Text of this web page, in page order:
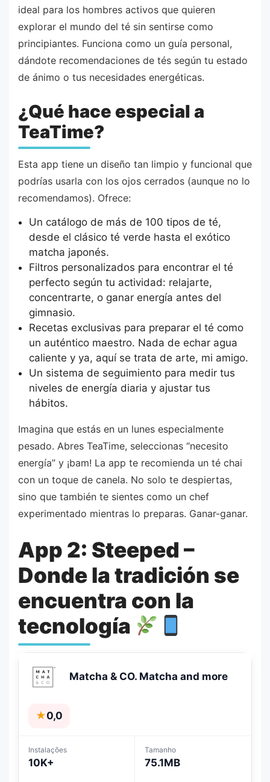
ideal para los hombres activos que quieren
explorar el mundo del té sin sentirse como
principiantes. Funciona como un guía personal,
dándote recomendaciones de tés según tu estado
de ánimo o tus necesidades energéticas.
¿Qué hace especial a
TeaTime?
Esta app tiene un diseño tan limpio y funcional que
podrías usarla con los ojos cerrados (aunque no lo
recomendamos). Ofrece:
Un catálogo de más de 100 tipos de té,
desde el clásico té verde hasta el exótico
matcha japonés.
Filtros personalizados para encontrar el té
perfecto según tu actividad: relajarte,
concentrarte, o ganar energía antes del
gimnasio.
Recetas exclusivas para preparar el té como
un auténtico maestro. Nada de echar agua
caliente y ya, aquí se trata de arte, mi amigo.
Un sistema de seguimiento para medir tus
niveles de energía diaria y ajustar tus
hábitos.
Imagina que estás en un lunes especialmente
pesado. Abres TeaTime, seleccionas “necesito
energía” y ¡bam! La app te recomienda un té chai
con un toque de canela. No solo te despiertas,
sino que también te sientes como un chef
experimentado mientras lo preparas. Ganar-ganar.
App 2: Steeped –
Donde la tradición se
encuentra con la
tecnología
Matcha & CO. Matcha and more
★0,0
Instalações
10K+
Tamanho
75.1MB